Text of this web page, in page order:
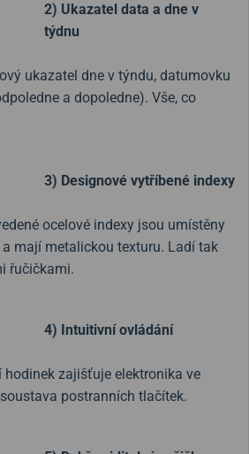
2) Ukazatel data a dne v
týdnu
ukazatel dne v týndu, datumovku
a dopoledne). Vše, co
3) Designové vytříbené indexy
ocelové indexy jsou umístěny
mají metalickou texturu. Ladí tak
řučičkami.
4) Intuitivní ovládání
zajišťuje elektronika ve
postranních tlačítek.